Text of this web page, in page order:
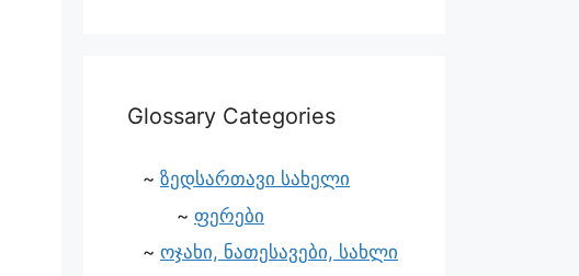
Glossary Categories
ზედსართავი სახელი
ფერები
ოჯახი, ნათესავები, სახლი